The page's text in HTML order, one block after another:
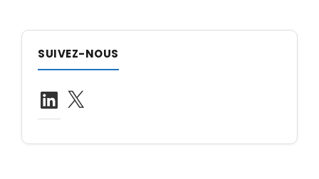
SUIVEZ-NOUS
LinkedIn
X